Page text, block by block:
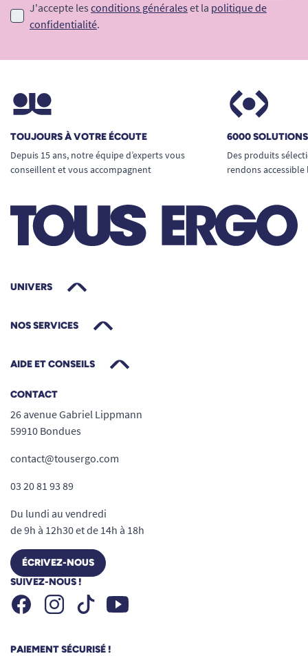
J'accepte les conditions générales et la politique de
confidentialité.
TOUJOURS À VOTRE ÉCOUTE
Depuis 15 ans, notre équipe d’experts vous
conseillent et vous accompagnent
6000
Des produits
rendons
UNIVERS
NOS SERVICES
AIDE ET CONSEILS
CONTACT
26 avenue Gabriel Lippmann
59910 Bondues
contact@tousergo.com
03 20 81 93 89
Du lundi au vendredi
de 9h à 12h30 et de 14h à 18h
ÉCRIVEZ-NOUS
SUIVEZ-NOUS !
FacebookInstagramTiktok Youtube
PAIEMENT SÉCURISÉ !